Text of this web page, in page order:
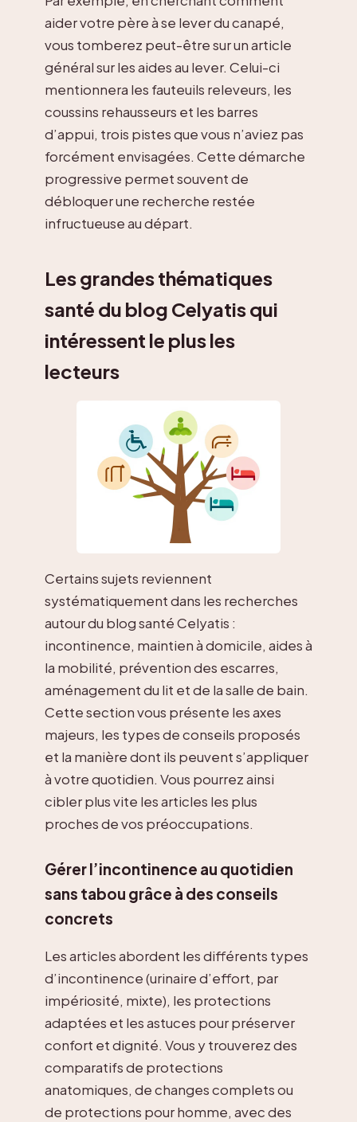
aider votre père à se lever du canapé,
vous tomberez peut-être sur un article
général sur les aides au lever. Celui-ci
mentionnera les fauteuils releveurs, les
coussins rehausseurs et les barres
d’appui, trois pistes que vous n’aviez pas
forcément envisagées. Cette démarche
progressive permet souvent de
débloquer une recherche restée
infructueuse au départ.
Les grandes thématiques
santé du blog Celyatis qui
intéressent le plus les
lecteurs
Certains sujets reviennent
systématiquement dans les recherches
autour du blog santé Celyatis :
incontinence, maintien à domicile, aides à
la mobilité, prévention des escarres,
aménagement du lit et de la salle de bain.
Cette section vous présente les axes
majeurs, les types de conseils proposés
et la manière dont ils peuvent s’appliquer
à votre quotidien. Vous pourrez ainsi
cibler plus vite les articles les plus
proches de vos préoccupations.
Gérer l’incontinence au quotidien
sans tabou grâce à des conseils
concrets
Les articles abordent les différents types
d’incontinence (urinaire d’effort, par
impériosité, mixte), les protections
adaptées et les astuces pour préserver
confort et dignité. Vous y trouverez des
comparatifs de protections
anatomiques, de changes complets ou
de protections pour homme, avec des